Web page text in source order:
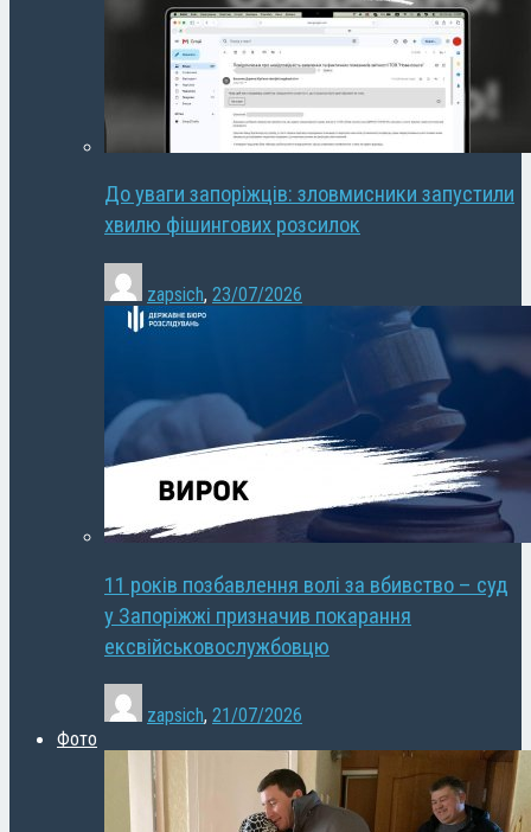
До уваги запоріжців: зловмисники запустили
хвилю фішингових розсилок
zapsich, 23/07/2026
11 років позбавлення волі за вбивство – суд
у Запоріжжі призначив покарання
ексвійськовослужбовцю
zapsich, 21/07/2026
Фото